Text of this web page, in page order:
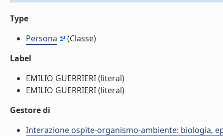
Type
Persona
(Classe)
Label
EMILIO GUERRIERI (literal)
EMILIO GUERRIERI (literal)
Gestore di
Interazione ospite-organismo-ambiente: biologia,